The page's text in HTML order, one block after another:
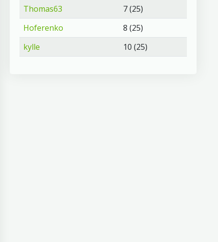
Thomas63
7 (25)
Hoferenko
8 (25)
kylle
10 (25)